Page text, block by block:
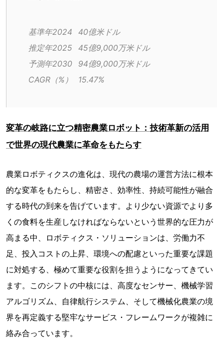
基準年2024	40億米ドル
推定年2025	45億9,000万米ドル
予測年2030	94億9,000万米ドル
CAGR（%）	15.47%
変革の岐路に立つ精密農業ロボット：技術革新の活用
で世界の現代農業に革命をもたらす
農業ロボティクスの進化は、現代の農場の運営方法に根本
的な変革をもたらし、精密さ、効率性、持続可能性が融合
する時代の到来を告げています。より少ない資源でより多
くの食料を生産しなければならないという世界的な圧力が
高まる中、ロボティクス・ソリューションは、労働力不
足、投入コストの上昇、環境への配慮といった重要な課題
に対処する、極めて重要な役割を担うようになってきてい
ます。このシフトの中核には、高度なセンサー、機械学習
アルゴリズム、自律航行システム、そして機械化農業の境
界を再定義する堅牢なサービス・フレームワークが複雑に
絡み合っています。